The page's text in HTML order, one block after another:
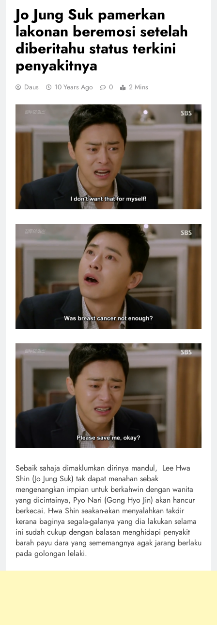
Jo Jung Suk pamerkan
lakonan beremosi setelah
diberitahu status terkini
penyakitnya
Daus 10 Years Ago 0 2 Mins
Sebaik sahaja dimaklumkan dirinya mandul, Lee Hwa
Shin (Jo Jung Suk) tak dapat menahan sebak
mengenangkan impian untuk berkahwin dengan wanita
yang dicintainya, Pyo Nari (Gong Hyo Jin) akan hancur
berkecai. Hwa Shin seakan-akan menyalahkan takdir
kerana baginya segala-galanya yang dia lakukan selama
ini sudah cukup dengan balasan menghidapi penyakit
barah payu dara yang sememangnya agak jarang berlaku
pada golongan lelaki.